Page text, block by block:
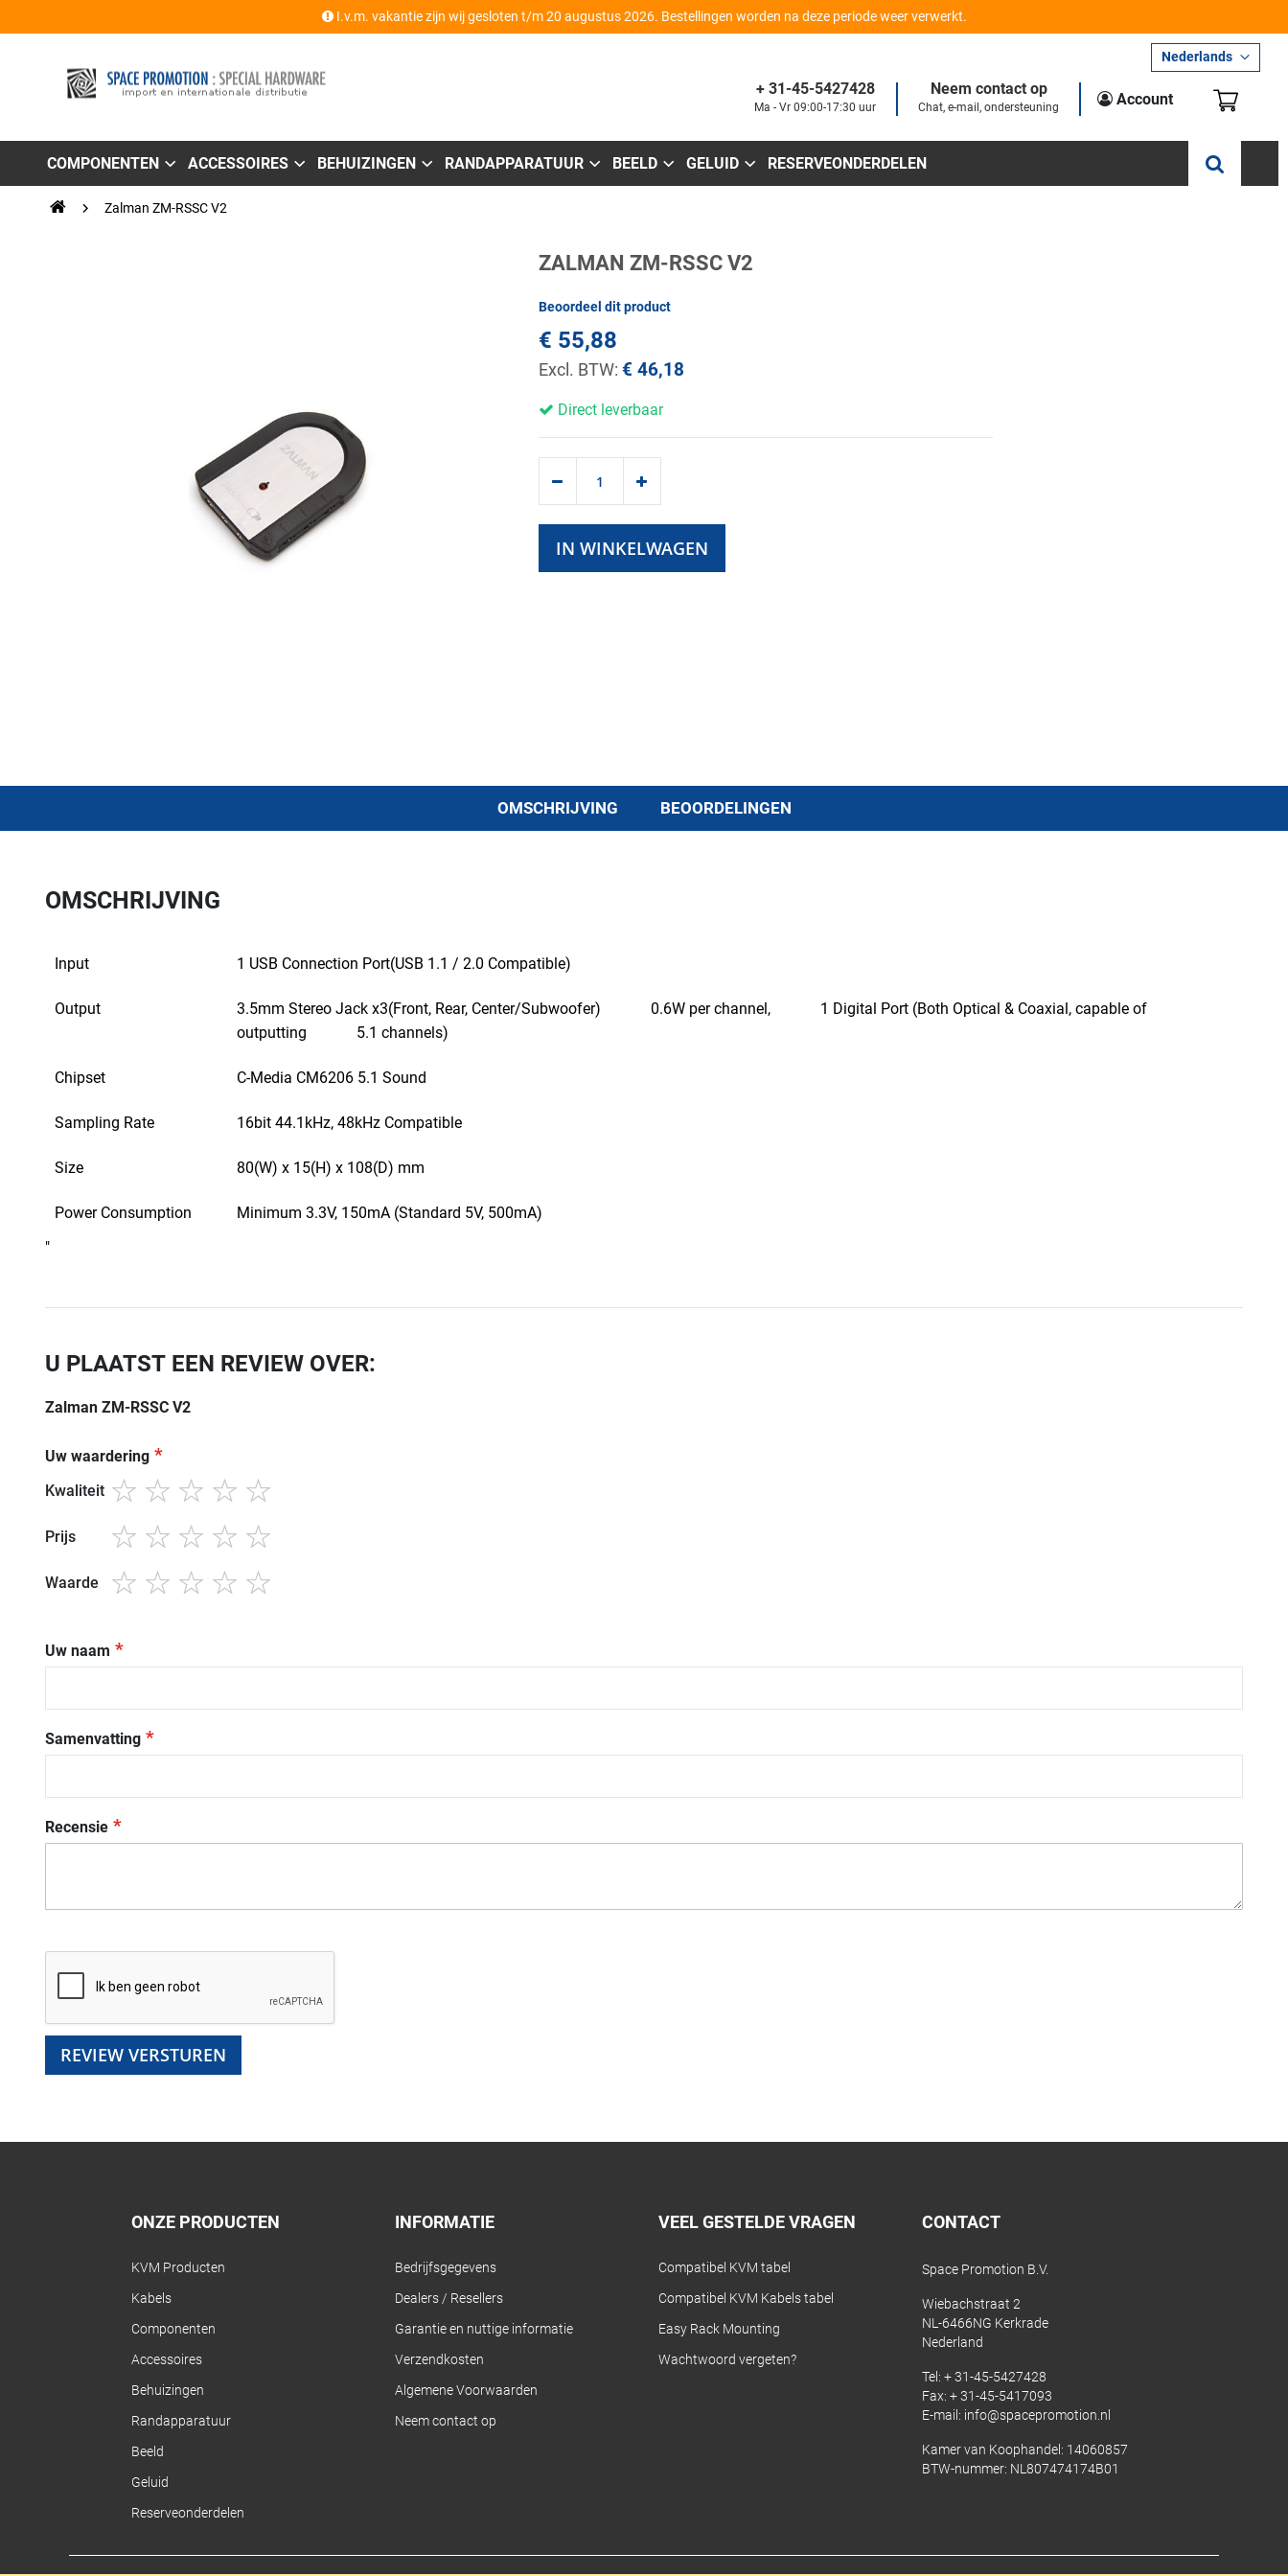
I.v.m. vakantie zijn wij gesloten t/m 20 augustus 2026. Bestellingen worden na deze periode weer verwerkt.
Taal
Nederlands
Account
+ 31-45-5427428
Ma - Vr 09:00-17:30 uur
Neem contact op
Chat, e-mail, ondersteuning
COMPONENTEN ACCESSOIRES BEHUIZINGEN RANDAPPARATUUR BEELD GELUID RESERVEONDERDELEN
Zalman ZM-RSSC V2
ZALMAN ZM-RSSC V2
Beoordeel dit product
€ 55,88
€ 46,18
Direct leverbaar
IN WINKELWAGEN
naar
begin
van
afbeeldingen-
gallerij
OMSCHRIJVING BEOORDELINGEN
OMSCHRIJVING
Input 1 USB Connection Port(USB 1.1 / 2.0 Compatible)
Output
3.5mm Stereo Jack x3(Front, Rear, Center/Subwoofer) 0.6W per channel, 1 Digital Port (Both Optical & Coaxial, capable of
outputting 5.1 channels)
Chipset C-Media CM6206 5.1 Sound
Sampling Rate 16bit 44.1kHz, 48kHz Compatible
Size 80(W) x 15(H) x 108(D) mm
Power Consumption
Minimum 3.3V, 150mA (Standard 5V, 500mA)
"
U PLAATST EEN REVIEW OVER:
Zalman ZM-RSSC V2
Uw waardering
Kwaliteit
1
star
2
stars
3
stars
4
stars
5
stars
Prijs
1
star
2
stars
3
stars
4
stars
5
stars
Waarde
12345
Uw naam
Samenvatting
Recensie
REVIEW VERSTUREN
ONZE PRODUCTEN
KVM Producten
Kabels
Componenten
Accessoires
Behuizingen
Randapparatuur
Beeld
Geluid
Reserveonderdelen
INFORMATIE
Bedrijfsgegevens
Dealers / Resellers
Garantie en nuttige informatie
Verzendkosten
Algemene Voorwaarden
Neem contact op
VEEL GESTELDE VRAGEN
Compatibel KVM tabel
Compatibel KVM Kabels tabel
Easy Rack Mounting
Wachtwoord vergeten?
CONTACT
Space Promotion B.V.
Wiebachstraat 2
NL-6466NG Kerkrade
Nederland
Tel: + 31-45-5427428
Fax: + 31-45-5417093
E-mail: info@spacepromotion.nl
Kamer van Koophandel: 14060857
BTW-nummer: NL807474174B01